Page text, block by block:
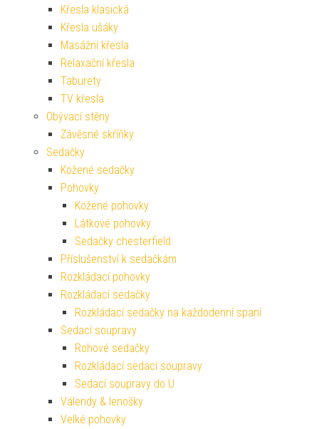
Křesla klasická
Křesla ušáky
Masážní křesla
Relaxační křesla
Taburety
TV křesla
Obývací stěny
Závěsné skříňky
Sedačky
Kožené sedačky
Pohovky
Kožené pohovky
Látkové pohovky
Sedačky chesterfield
Příslušenství k sedačkám
Rozkládací pohovky
Rozkládací sedačky
Rozkládací sedačky na každodenní spaní
Sedací soupravy
Rohové sedačky
Rozkládací sedací soupravy
Sedací soupravy do U
Válendy & lenošky
Velké pohovky